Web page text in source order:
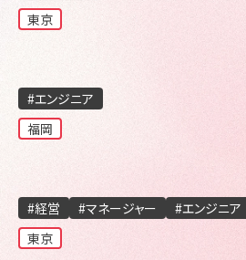
東京
#エンジニア
福岡
#経営 #マネージャー
#エンジニア
東京